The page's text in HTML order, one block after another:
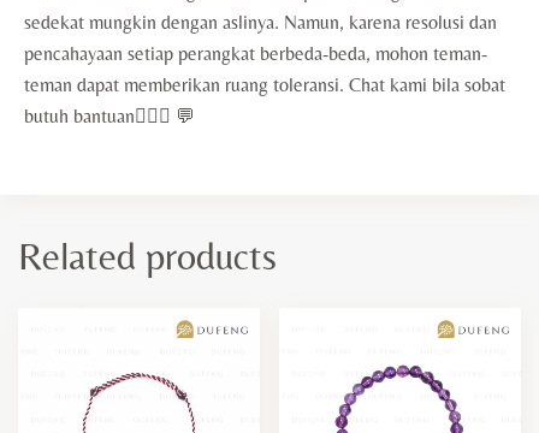
sedekat mungkin dengan aslinya. Namun, karena resolusi dan
pencahayaan setiap perangkat berbeda-beda, mohon teman-
teman dapat memberikan ruang toleransi. Chat kami bila sobat
butuh bantuan🙇🏻‍♀️ 💬
Related products